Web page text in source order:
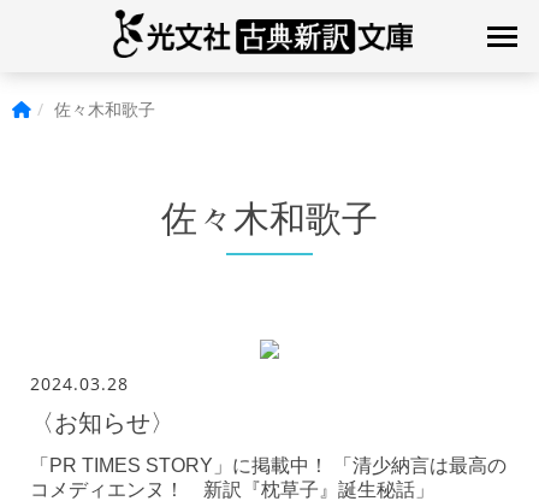
佐々木和歌子
佐々木和歌子
2024.03.28
〈お知らせ〉
「PR TIMES STORY」に掲載中！ 「清少納言は最高の
コメディエンヌ！ 新訳『枕草子』誕生秘話」